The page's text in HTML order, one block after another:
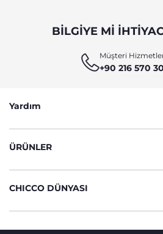
BILGIYE MI
Müşteri
+90 216 570
Yardım
ÜRÜNLER
CHICCO DÜNYASI